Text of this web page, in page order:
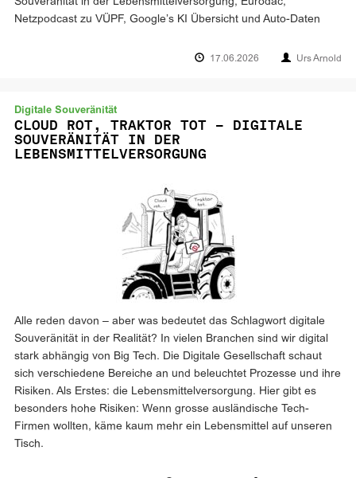
Netzpodcast zu VÜPF, Google’s KI Übersicht und Auto-Daten
17.06.2026 Urs Arnold
Digitale Souveränität
CLOUD ROT, TRAKTOR TOT – DIGITALE
SOUVERÄNITÄT IN DER
LEBENSMITTELVERSORGUNG
Alle reden davon – aber was bedeutet das Schlagwort digitale
Souveränität in der Realität? In vielen Branchen sind wir digital
stark abhängig von Big Tech. Die Digitale Gesellschaft schaut
sich verschiedene Bereiche an und beleuchtet Prozesse und ihre
Risiken. Als Erstes: die Lebensmittelversorgung. Hier gibt es
besonders hohe Risiken: Wenn grosse ausländische Tech-
Firmen wollten, käme kaum mehr ein Lebensmittel auf unseren
Tisch.